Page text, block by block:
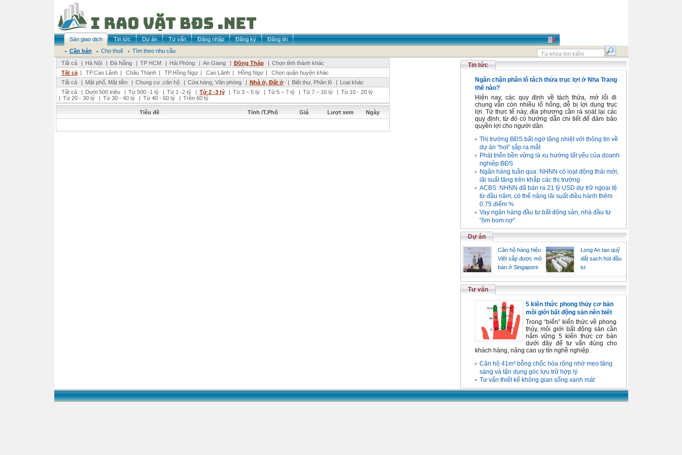
Sàn giao dịch Tin tức Dự án Tư vấn Đăng nhập Đăng ký
Đăng tin
Cần bán
Cho thuê
Tìm theo nhu cầu
Tất cả
| Hà Nội | Đà Nẵng | TP HCM | Hải Phòng | An Giang | Đồng Tháp | Chọn tỉnh thành khác
Tất cả | TP.Cao Lãnh | Châu Thành | TP.Hồng Ngự | Cao Lãnh | Hồng Ngự |
Chọn quận huyện khác
Tất cả
| Mặt phố, Mặt tiền | Chung cư ,căn hộ | Cửa hàng, Văn phòng | Nhà ở, Đất ở | Biệt thự, Phân lô | Loại khác
Tất cả
| Dưới 500 triệu | Từ 500 -1 tỷ | Từ 1 -2 tỷ | Từ 2 -3 tỷ | Từ 3 – 5 tỷ | Từ 5 – 7 tỷ | Từ 7 – 10 tỷ | Từ 10 - 20 tỷ
| Từ 20 - 30 tỷ | Từ 30 - 40 tỷ | Từ 40 - 60 tỷ | Trên 60 tỷ
Tiêu đề Tỉnh /T.Phố Giá Lượt xem Ngày
Tin tức
Ngăn chặn phân lô tách thửa trục lợi ở Nha Trang
thế nào?
Hiện nay, các quy định về tách thửa, mở lối đi
chung vẫn còn nhiều lổ hổng, dễ bị lợi dụng trục
lợi. Từ thực tế này, địa phương cần rà soát lại các
quy định, từ đó có hướng dẫn chi tiết để đảm bảo
quyền lợi cho người dân.
Thị trường BĐS bất ngờ tăng nhiệt với thông tin về
dự án “hot” sắp ra mắt
Phát triển bền vững là xu hướng tất yếu của doanh
nghiệp BĐS
Ngân hàng tuần qua: NHNN có loạt động thái mới,
lãi suất tăng trên khắp các thị trường
ACBS: NHNN đã bán ra 21 tỷ USD dự trữ ngoại tệ
từ đầu năm, có thể nâng lãi suất điều hành thêm
0,75 điểm %
Vay ngân hàng đầu tư bất động sản, nhà đầu tư
"ôm bom nợ"
Dự án
Căn hộ hàng hiệu
Việt sắp được mở
bán ở Singapore
Long An tạo quỹ
đất sạch hút đầu
tư
Tư vấn
5 kiến thức phong thủy cơ bản
môi giới bất động sản nên biết
Trong “biển” kiến thức về phong
thủy, môi giới bất động sản cần
nắm vững 5 kiến thức cơ bản
dưới đây để tư vấn đúng cho
khách hàng, nâng cao uy tín nghề nghiệp.
Căn hộ 41m² bỗng chốc hóa rộng nhờ mẹo tăng
sáng và tận dụng góc lưu trữ hợp lý
Tư vấn thiết kế không gian sống xanh mát